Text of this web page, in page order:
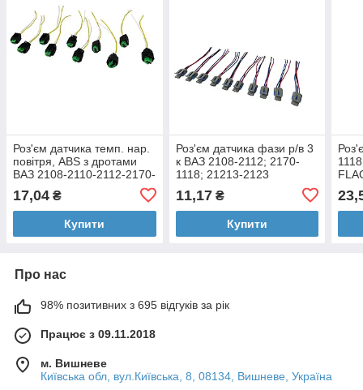
Роз'єм датчика темп. нар.
повітря, ABS з дротами
ВАЗ 2108-2110-2112-2170-
17,04 ₴
Купити
Роз'єм датчика фази р/в 3
к ВАЗ 2108-2112; 2170-
1118; 21213-2123
11,17₴
Купити
Про нас
98% позитивних з 695 відгуків за рік
Працює з 09.11.2018
м. Вишневе
Київська обл, вул.Київська, 8, 08134, Вишневе, Україна